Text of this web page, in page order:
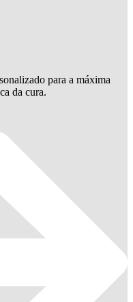
para a máxima
da cura.